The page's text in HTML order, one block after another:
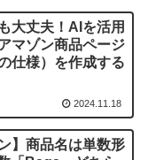
大丈夫！AIを活用
マゾン商品ページ
仕様）を作成する
2024.11.18
】商品名は単数形